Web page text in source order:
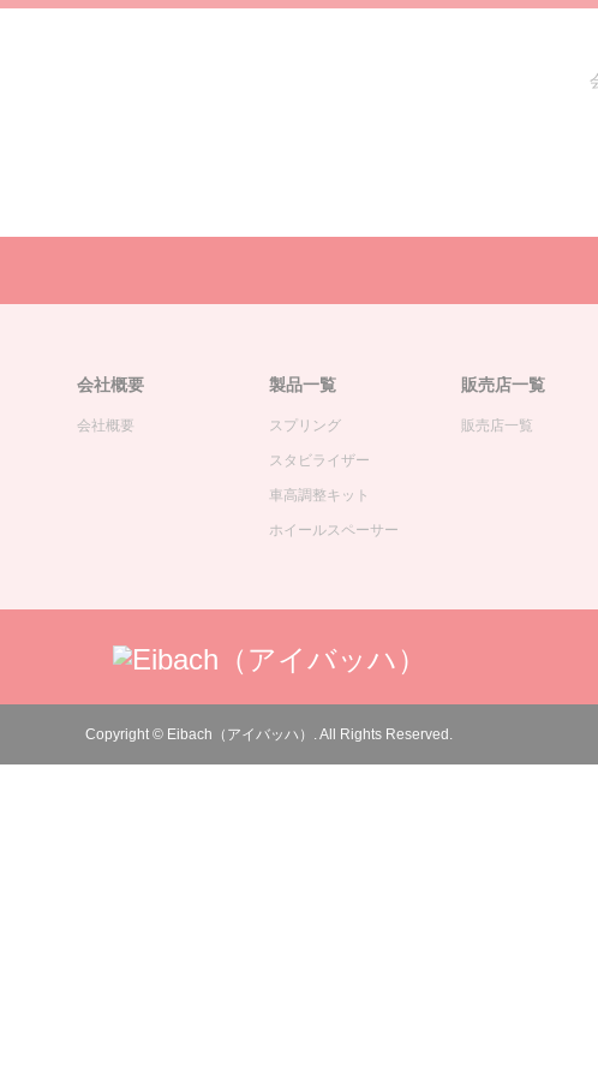
会社概要
会社概要
製品一覧
スプリング
スタビライザー
車高調整キット
ホイールスペーサー
販売店一覧
販売店一覧
Copyright © Eibach（アイバッハ） . All Rights Reserved.